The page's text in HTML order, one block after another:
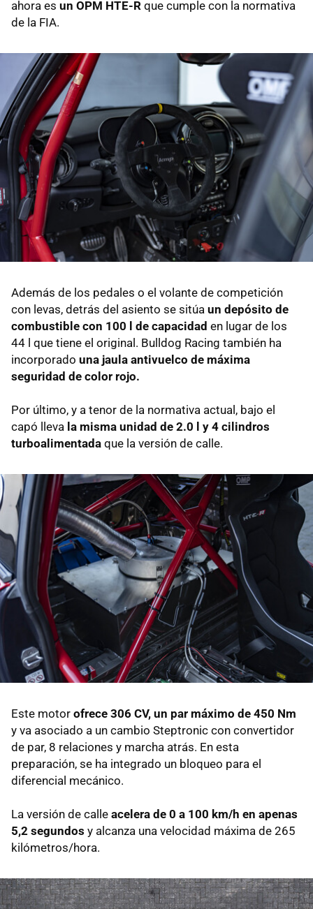
ahora es un OPM HTE-R que cumple con la normativa
de la FIA.
Además de los pedales o el volante de competición
con levas, detrás del asiento se sitúa un depósito de
combustible con 100 l de capacidad en lugar de los
44 l que tiene el original. Bulldog Racing también ha
incorporado una jaula antivuelco de máxima
seguridad de color rojo.
Por último, y a tenor de la normativa actual, bajo el
capó lleva la misma unidad de 2.0 l y 4 cilindros
turboalimentada que la versión de calle.
Este motor ofrece 306 CV, un par máximo de 450 Nm
y va asociado a un cambio Steptronic con convertidor
de par, 8 relaciones y marcha atrás. En esta
preparación, se ha integrado un bloqueo para el
diferencial mecánico.
La versión de calle acelera de 0 a 100 km/h en apenas
5,2 segundos y alcanza una velocidad máxima de 265
kilómetros/hora.